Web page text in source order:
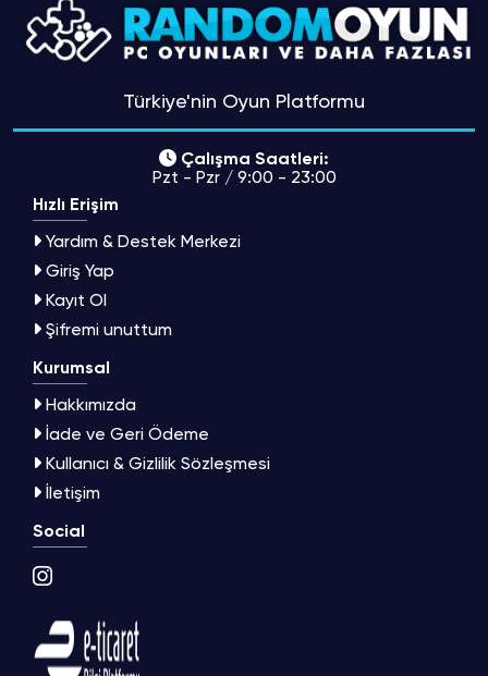
Türkiye'nin Oyun Platformu
Çalışma Saatleri:
Pzt - Pzr / 9:00 - 23:00
Hızlı Erişim
Yardım & Destek Merkezi
Giriş Yap
Kayıt Ol
Şifremi unuttum
Kurumsal
Hakkımızda
İade ve Geri Ödeme
Kullanıcı & Gizlilik Sözleşmesi
İletişim
Social